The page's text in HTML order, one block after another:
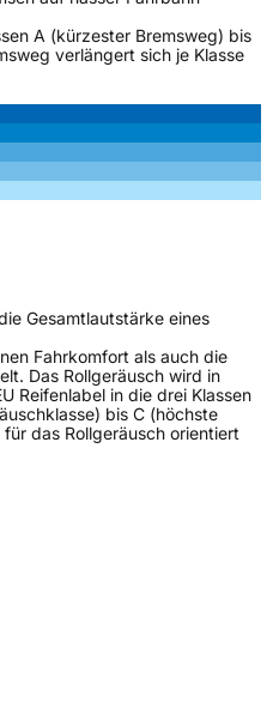
A (kürzester Bremsweg) bis
verlängert sich je Klasse
Gesamtlautstärke eines
Fahrkomfort als auch die
Das Rollgeräusch wird in
Reifenlabel in die drei Klassen
bis C (höchste
das Rollgeräusch orientiert